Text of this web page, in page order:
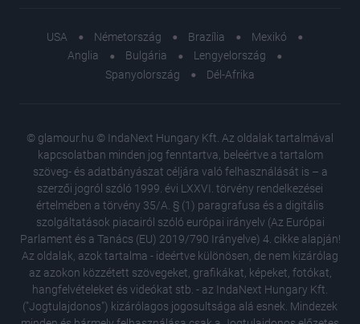
USA Németország Brazília
Mexikó
Anglia
Bulgária
Lengyelország
Spanyolország
Dél-Afrika
© glamour.hu © IndaNext Hungary Kft. Az oldalak tartalmával
kapcsolatban minden jog fenntartva, beleértve a tartalom
szöveg- és adatbányászat céljára való felhasználását is – a
szerzői jogról szóló 1999. évi LXXVI. törvény rendelkezései
értelmében a törvény 35/A. § (1) paragrafusa és a digitális
szolgáltatások piacairól szóló európai irányelv (Az Európai
Parlament és a Tanács (EU) 2019/790 Irányelve) 4. cikke alapján!
Az oldalak, azok tartalma - ideértve különösen, de nem kizárólag
az azokon közzétett szövegeket, grafikákat, képeket, fotókat,
hangfelvételeket és videókat stb. - az IndaNext Hungary Kft.
("Jogtulajdonos") kizárólagos jogosultsága alá esnek. Mindezek